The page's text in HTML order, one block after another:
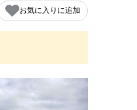
お気に入りに追加